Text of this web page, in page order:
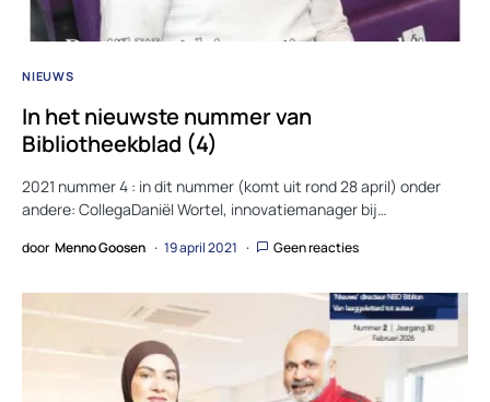
NIEUWS
In het nieuwste nummer van
Bibliotheekblad (4)
2021 nummer 4 : in dit nummer (komt uit rond 28 april) onder
andere: CollegaDaniël Wortel, innovatiemanager bij…
door Menno Goosen 19 april 2021 Geen reacties